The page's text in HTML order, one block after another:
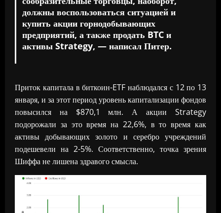
должны воспользоваться ситуацией и
купить акции горнодобывающих
предприятий, а также продать BTC и
активы Strategy, — написал Питер.
Приток капитала в биткоин-ETF наблюдался с 12 по 13
января, и за этот период уровень капитализации фондов
повысился на $870,1 млн. А акции Strategy
подорожали за это время на 22,6%, в то время как
активы добывающих золото и серебро учреждений
подешевели на 2-5%. Соответственно, точка зрения
Шиффа не лишена здравого смысла.